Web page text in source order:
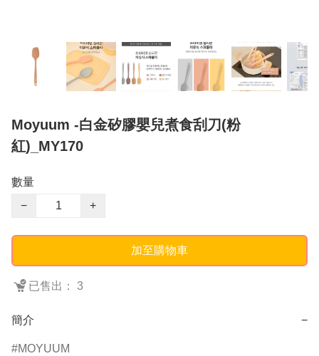
Moyuum -白金矽膠嬰兒煮食刮刀(粉
紅)_MY170
數量
−
+
加至購物車
已售出： 3
簡介 −
MOYUUM